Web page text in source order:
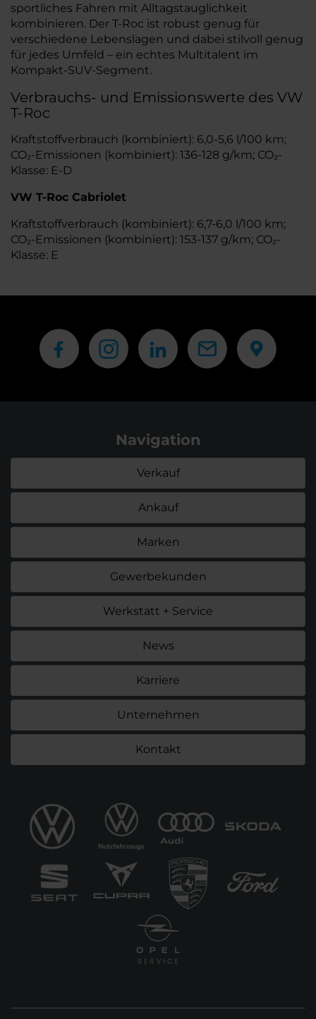
sportliches Fahren mit Alltagstauglichkeit
kombinieren. Der T-Roc ist robust genug für
verschiedene Lebenslagen und dabei stilvoll genug
für jedes Umfeld – ein echtes Multitalent im
Kompakt-SUV-Segment.
Verbrauchs- und Emissionswerte des VW
T-Roc
Kraftstoffverbrauch (kombiniert): 6,0-5,6 l/100 km;
CO₂-Emissionen (kombiniert): 136-128 g/km; CO₂-
Klasse: E-D
VW T-Roc Cabriolet
Kraftstoffverbrauch (kombiniert): 6,7-6,0 l/100 km;
CO₂-Emissionen (kombiniert): 153-137 g/km; CO₂-
Klasse: E
Navigation
Verkauf
Ankauf
Marken
Gewerbekunden
Werkstatt + Service
News
Karriere
Unternehmen
Kontakt